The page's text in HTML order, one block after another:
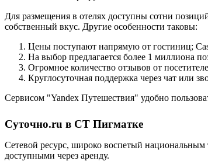
Для размещения в отелях доступны сотни
собственный вкус. Другие особенности таковы:
Цены поступают напрямую от гостиниц;
На выбор предлагается более 1 миллиона
Огромное количество отзывов от
Круглосуточная поддержка через чат или
Сервисом "Yandex Путешествия" удобно
Суточно.ru в СТ Пигматке
Сетевой ресурс, широко воспетый национальным
доступными через аренду.